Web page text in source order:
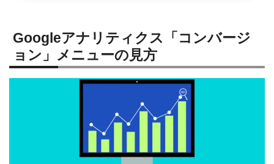
Googleアナリティクス「コンバージ
ョン」メニューの見方